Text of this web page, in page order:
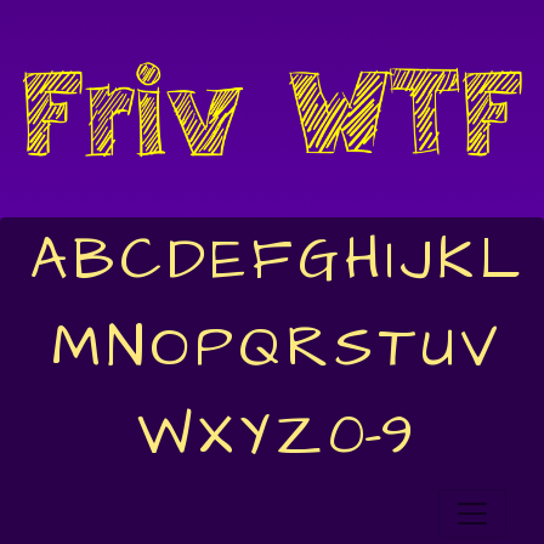
ABCDEFGHIJKL
MNOPQRSTUV
WXYZ0-9